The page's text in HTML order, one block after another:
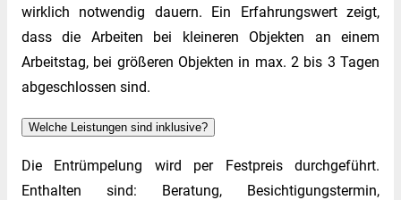
wirklich notwendig dauern. Ein Erfahrungswert zeigt,
dass die Arbeiten bei kleineren Objekten an einem
Arbeitstag, bei größeren Objekten in max. 2 bis 3 Tagen
abgeschlossen sind.
Welche Leistungen sind inklusive?
Die Entrümpelung wird per Festpreis durchgeführt.
Enthalten sind: Beratung, Besichtigungstermin,